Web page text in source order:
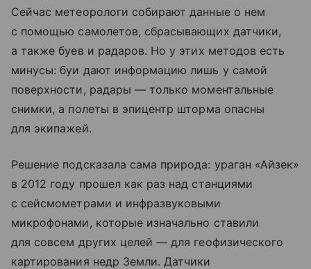
Сейчас метеорологи собирают данные о нем
с помощью самолетов, сбрасывающих датчики,
а также буев и радаров. Но у этих методов есть
минусы: буи дают информацию лишь у самой
поверхности, радары — только моментальные
снимки, а полеты в эпицентр шторма опасны
для экипажей.
Решение подсказала сама природа: ураган «Айзек»
в 2012 году прошел как раз над станциями
с сейсмометрами и инфразвуковыми
микрофонами, которые изначально ставили
для совсем других целей — для геофизического
картирования недр Земли. Датчики